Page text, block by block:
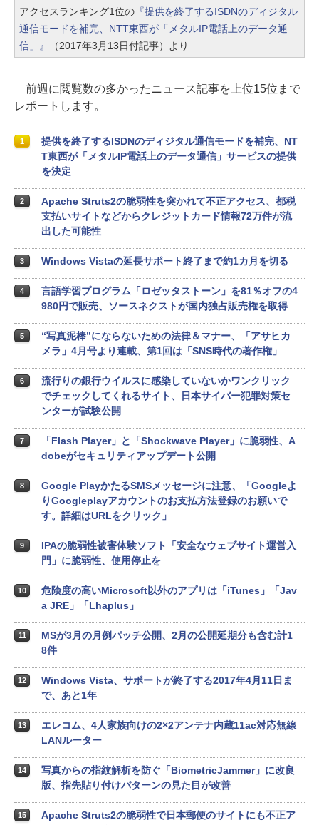
アクセスランキング1位の『提供を終了するISDNのディジタル
通信モードを補完、NTT東西が「メタルIP電話上のデータ通
信」』
（2017年3月13日付記事）より
前週に閲覧数の多かったニュース記事を上位15位まで
レポートします。
1
提供を終了するISDNのディジタル通信モードを補完、NT
T東西が「メタルIP電話上のデータ通信」サービスの提供
を決定
2
Apache Struts2の脆弱性を突かれて不正アクセス、都税
支払いサイトなどからクレジットカード情報72万件が流
出した可能性
3 Windows Vistaの延長サポート終了まで約1カ月を切る
4
言語学習プログラム「ロゼッタストーン」を81％オフの4
980円で販売、ソースネクストが国内独占販売権を取得
5
“写真泥棒”にならないための法律＆マナー、「アサヒカ
メラ」4月号より連載、第1回は「SNS時代の著作権」
6
流行りの銀行ウイルスに感染していないかワンクリック
でチェックしてくれるサイト、日本サイバー犯罪対策セ
ンターが試験公開
7
「Flash Player」と「Shockwave Player」に脆弱性、A
dobeがセキュリティアップデート公開
8
Google PlayかたるSMSメッセージに注意、「Googleよ
りGoogleplayアカウントのお支払方法登録のお願いで
す。詳細はURLをクリック」
9
IPAの脆弱性被害体験ソフト「安全なウェブサイト運営入
門」に脆弱性、使用停止を
10
危険度の高いMicrosoft以外のアプリは「iTunes」「Jav
a JRE」「Lhaplus」
11
MSが3月の月例パッチ公開、2月の公開延期分も含む計1
8件
12
Windows Vista、サポートが終了する2017年4月11日ま
で、あと1年
13
エレコム、4人家族向けの2×2アンテナ内蔵11ac対応無線
LANルーター
14
写真からの指紋解析を防ぐ「BiometricJammer」に改良
版、指先貼り付けパターンの見た目が改善
15
Apache Struts2の脆弱性で日本郵便のサイトにも不正ア